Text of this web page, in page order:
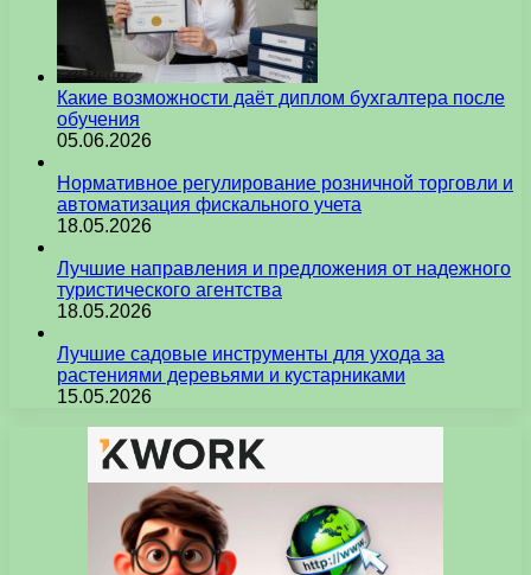
Какие возможности даёт диплом бухгалтера после
обучения
05.06.2026
Нормативное регулирование розничной торговли и
автоматизация фискального учета
18.05.2026
Лучшие направления и предложения от надежного
туристического агентства
18.05.2026
Лучшие садовые инструменты для ухода за
растениями деревьями и кустарниками
15.05.2026